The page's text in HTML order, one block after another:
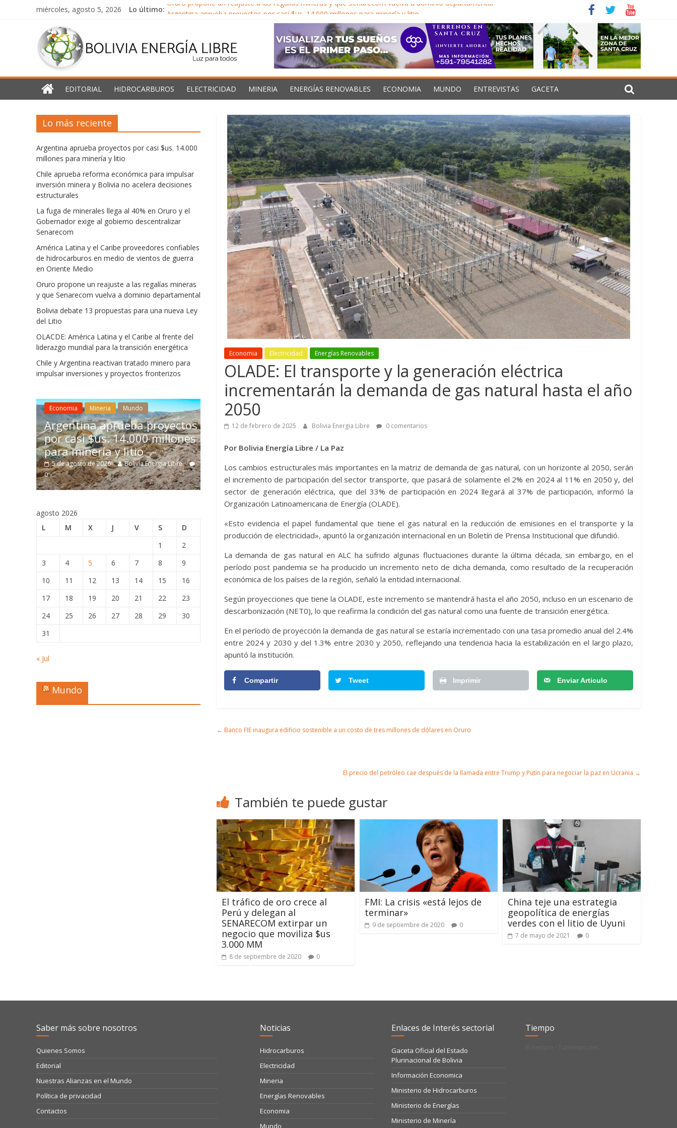
miércoles, agosto 5, 2026 Lo último: Oruro propone un reajuste a las regalías mineras y que Senarecom vuelva a dominio departamental
Chile aprueba reforma económica para impulsar inversión minera y Bolivia no acelera decisiones estructurales
La fuga de minerales llega al 40% en Oruro y el Gobernador exige al gobierno descentralizar Senarecom
América Latina y el Caribe proveedores confiables de hidrocarburos en medio de vientos de guerra en Oriente Medio
Bolivia
Energía
Libre
para
todos
EDITORIAL HIDROCARBUROS ELECTRICIDAD MINERIA ENERGÍAS RENOVABLES ECONOMIA MUNDO ENTREVISTAS GACETA
Economia Electricidad Energías Renovables
OLADE: El transporte y la generación eléctrica
incrementarán la demanda de gas natural hasta el año
2050
12 de febrero de 2025 Bolivia Energia Libre 0 comentarios
Por Bolivia Energía Libre / La Paz
Los cambios estructurales más importantes en la matriz de demanda de gas natural, con un horizonte al 2050, serán
el incremento de participación del sector transporte, que pasará de solamente el 2% en 2024 al 11% en 2050 y, del
sector de generación eléctrica, que del 33% de participación en 2024 llegará al 37% de participación, informó la
Organización Latinoamericana de Energía (OLADE).
«Esto evidencia el papel fundamental que tiene el gas natural en la reducción de emisiones en el transporte y la
producción de electricidad», apuntó la organización internacional en un Boletín de Prensa Institucional que difundió.
La demanda de gas natural en ALC ha sufrido algunas fluctuaciones durante la última década, sin embargo, en el
período post pandemia se ha producido un incremento neto de dicha demanda, como resultado de la recuperación
económica de los países de la región, señaló la entidad internacional.
Según proyecciones que tiene la OLADE, este incremento se mantendrá hasta el año 2050, incluso en un escenario de
descarbonización (NET0), lo que reafirma la condición del gas natural como una fuente de transición energética.
En el período de proyección la demanda de gas natural se estaría incrementado con una tasa promedio anual del 2.4%
entre 2024 y 2030 y del 1.3% entre 2030 y 2050, reflejando una tendencia hacia la estabilización en el largo plazo,
apuntó la institución.
Compartir Tweet Imprimir Enviar Articulo
← Banco FIE inaugura edificio sostenible a un costo de tres millones de dólares en Oruro
El precio del petróleo cae después de la llamada entre Trump y Putin para negociar la paz en Ucrania →
También te puede gustar
El tráfico de oro crece al
Perú y delegan al
SENARECOM extirpar un
negocio que moviliza $us
3.000 MM
8 de septiembre de 2020 0
FMI: La crisis «está lejos de
terminar»
9 de septiembre de 2020 0
China teje una estrategia
geopolítica de energías
verdes con el litio de Uyuni
7 de mayo de 2021 0
Lo más reciente
Argentina aprueba proyectos por casi $us. 14.000
millones para minería y litio
Chile aprueba reforma económica para impulsar
inversión minera y Bolivia no acelera decisiones
estructurales
La fuga de minerales llega al 40% en Oruro y el
Gobernador exige al gobierno descentralizar
Senarecom
América Latina y el Caribe proveedores confiables
de hidrocarburos en medio de vientos de guerra
en Oriente Medio
Oruro propone un reajuste a las regalías mineras
y que Senarecom vuelva a dominio departamental
Bolivia debate 13 propuestas para una nueva Ley
del Litio
OLACDE: América Latina y el Caribe al frente del
liderazgo mundial para la transición energética
Chile y Argentina reactivan tratado minero para
impulsar inversiones y proyectos fronterizos
Economia Mineria Mundo
Argentina aprueba proyectos
por casi $us. 14.000 millones
para minería y litio
5 de agosto de 2026
Bolivia Energia Libre
Chile aprueba reforma
económica para impulsar
inversión minera y Bolivia no
acelera decisiones
estructurales
5 de agosto de 2026
Bolivia Energia Libre
0
Mineria
La fuga de minerales llega al
Gobernador exige al
5 de agosto de 2026
Bolivia Energia Libre
vientos de guerra en Oriente
Medio
29 de julio de 2026 Bolivia Energia Libre
agosto 2026
L
M X J V S
D
1
2
3
4 5 6 7 8
9
10
11 12 13 14 15
16
17
18 19 20 21 22
23
24
25 26 27 28 29
30
31
« Jul
Mundo
Saber más sobre nosotros
Quienes Somos
Editorial
Nuestras Alianzas en el Mundo
Política de privacidad
Contactos
Noticias
Hidrocarburos
Electricidad
Mineria
Energías Renovables
Economia
Mundo
Enlaces de Interés sectorial
Gaceta Oficial del Estado
Plurinacional de Bolivia
Información Economica
Ministerio de Hidrocarburos
Ministerio de Energías
Ministerio de Minería
Tiempo